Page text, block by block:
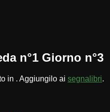
n°1 Giorno n°3
in . Aggiungilo ai segnalibri.